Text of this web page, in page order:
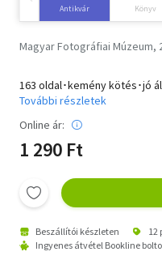
Antikvár Könyv
Magyar Fotográfiai Múzeum,
163 oldal･kemény kötés･jó
További részletek
Online ár:
1 290 Ft
Beszállítói készleten 12
Ingyenes átvétel Bookline